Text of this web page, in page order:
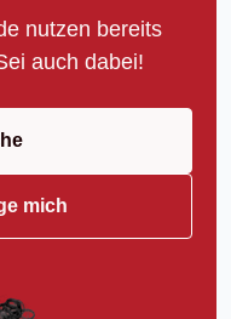
nutzen bereits
auch dabei!
mich